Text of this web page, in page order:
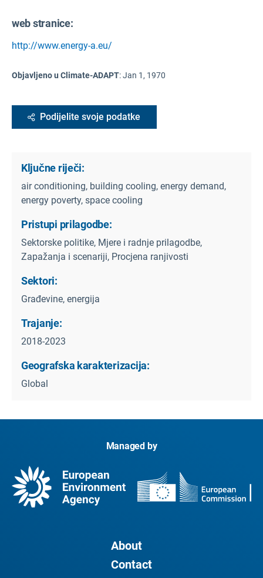
web stranice:
http://www.energy-a.eu/
Objavljeno u Climate-ADAPT:Jan 1, 1970
Podijelite svoje podatke
Ključne riječi:
air conditioning, building cooling, energy demand,
energy poverty, space cooling
Pristupi prilagodbe:
Sektorske politike, Mjere i radnje prilagodbe,
Zapažanja i scenariji, Procjena ranjivosti
Sektori:
Građevine, energija
Trajanje:
2018-2023
Geografska karakterizacija:
Global
Managed by
About
Contact